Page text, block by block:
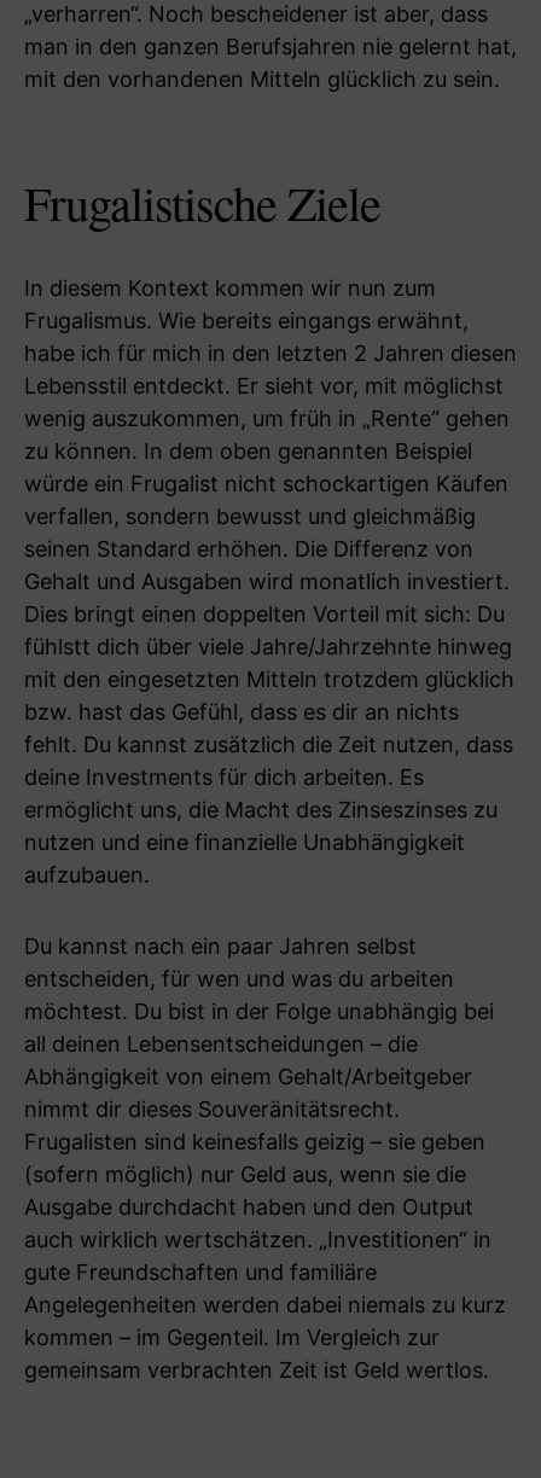
„verharren“. Noch bescheidener ist aber, dass
man in den ganzen Berufsjahren nie gelernt hat,
mit den vorhandenen Mitteln glücklich zu sein.
Frugalistische Ziele
In diesem Kontext kommen wir nun zum
Frugalismus. Wie bereits eingangs erwähnt,
habe ich für mich in den letzten 2 Jahren diesen
Lebensstil entdeckt. Er sieht vor, mit möglichst
wenig auszukommen, um früh in „Rente“ gehen
zu können. In dem oben genannten Beispiel
würde ein Frugalist nicht schockartigen Käufen
verfallen, sondern bewusst und gleichmäßig
seinen Standard erhöhen. Die Differenz von
Gehalt und Ausgaben wird monatlich investiert.
Dies bringt einen doppelten Vorteil mit sich: Du
fühlstt dich über viele Jahre/Jahrzehnte hinweg
mit den eingesetzten Mitteln trotzdem glücklich
bzw. hast das Gefühl, dass es dir an nichts
fehlt. Du kannst zusätzlich die Zeit nutzen, dass
deine Investments für dich arbeiten. Es
ermöglicht uns, die Macht des Zinseszinses zu
nutzen und eine finanzielle Unabhängigkeit
aufzubauen.
Du kannst nach ein paar Jahren selbst
entscheiden, für wen und was du arbeiten
möchtest. Du bist in der Folge unabhängig bei
all deinen Lebensentscheidungen – die
Abhängigkeit von einem Gehalt/Arbeitgeber
nimmt dir dieses Souveränitätsrecht.
Frugalisten sind keinesfalls geizig – sie geben
(sofern möglich) nur Geld aus, wenn sie die
Ausgabe durchdacht haben und den Output
auch wirklich wertschätzen. „Investitionen“ in
gute Freundschaften und familiäre
Angelegenheiten werden dabei niemals zu kurz
kommen – im Gegenteil. Im Vergleich zur
gemeinsam verbrachten Zeit ist Geld wertlos.